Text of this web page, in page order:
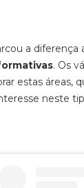
a
. Os
estas áreas,
neste